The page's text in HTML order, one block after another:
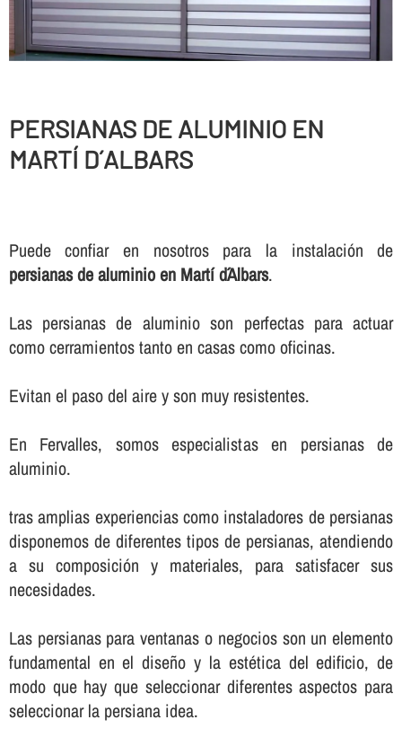
PERSIANAS DE ALUMINIO EN
MARTÍ D´ALBARS
Puede confiar en nosotros para la instalación de
persianas de aluminio en Martí d´Albars.
Las persianas de aluminio son perfectas para actuar
como cerramientos tanto en casas como oficinas.
Evitan el paso del aire y son muy resistentes.
En Fervalles, somos especialistas en persianas de
aluminio.
tras amplias experiencias como instaladores de persianas
disponemos de diferentes tipos de persianas, atendiendo
a su composición y materiales, para satisfacer sus
necesidades.
Las persianas para ventanas o negocios son un elemento
fundamental en el diseño y la estética del edificio, de
modo que hay que seleccionar diferentes aspectos para
seleccionar la persiana idea.